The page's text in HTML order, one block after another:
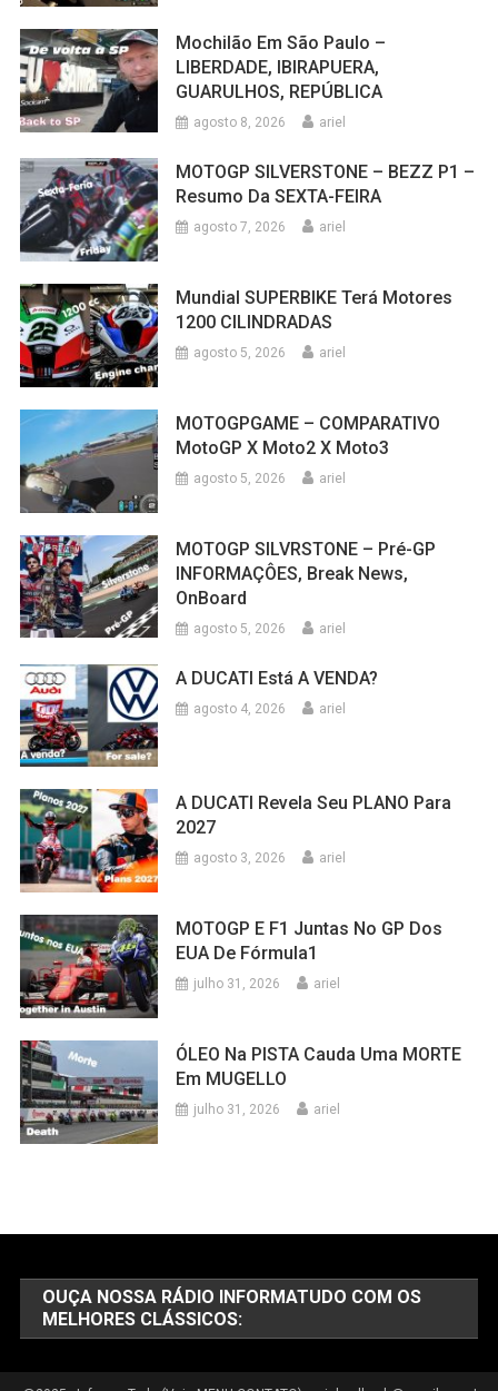
Mochilão Em São Paulo –
LIBERDADE, IBIRAPUERA,
GUARULHOS, REPÚBLICA
agosto 8, 2026 ariel
MOTOGP SILVERSTONE – BEZZ P1 –
Resumo Da SEXTA-FEIRA
agosto 7, 2026 ariel
Mundial SUPERBIKE Terá Motores
1200 CILINDRADAS
agosto 5, 2026 ariel
MOTOGPGAME – COMPARATIVO
MotoGP X Moto2 X Moto3
agosto 5, 2026 ariel
MOTOGP SILVRSTONE – Pré-GP
INFORMAÇÔES, Break News,
OnBoard
agosto 5, 2026 ariel
A DUCATI Está A VENDA?
agosto 4, 2026 ariel
A DUCATI Revela Seu PLANO Para
2027
agosto 3, 2026 ariel
MOTOGP E F1 Juntas No GP Dos
EUA De Fórmula1
julho 31, 2026 ariel
ÓLEO Na PISTA Cauda Uma MORTE
Em MUGELLO
julho 31, 2026 ariel
OUÇA NOSSA RÁDIO INFORMATUDO COM OS
MELHORES CLÁSSICOS: